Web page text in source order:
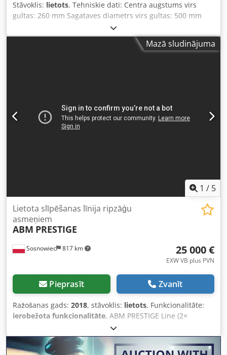
Stāvoklis: lietots, Tehniskie dati: Centra augstums virs
gultas: 260 mm Sagataves diametrs virs gultas: 500 mm
Sagataves diametrs virs atbalsta: 250 mm Frēzēšanas
garums: 2000 mm Zobu skaits: 2 - 50 Padeve: 0,023 - 5,17
mm/min Maksimālais modulis: 8 / 12 Vārpstas atveres
mm/ZR Garengriezēšana - mm/min.
Mazā sludinājuma
1 / 5
Sosnowiec 817 km
Lietota slīpēšanas līnija ripzāģu
asmeņiem
ABM PRESTIGE
25 000 €
EXW VB plus PVN
Pieprasīt Zvanīt
Ražošanas gads: 2018, stāvoklis: lietots, Funkcionalitāte:
ierobežota funkcionalitāte, ABM PRESTIGE Line (2×
PRESTIGE + 1× LOAD-5) Pārdošanā: lietota apļveida zāģu
asināšanas līnija Modelis: 2 × PRESTIGE (HSS/CERMET
slīpmašīnas) + 1 × LOAD-5 (5 staciju automātiskais